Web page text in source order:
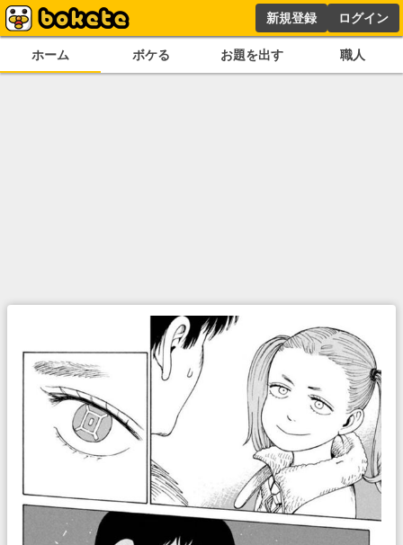
新規登録 ログイン
ホーム ボケる お題を出す 職人